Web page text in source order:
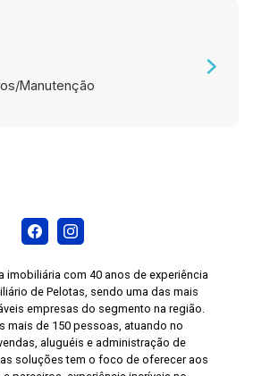
Manutenção
imobiliária com 40 anos de experiência
de Pelotas, sendo uma das mais
empresas do segmento na região.
mais de 150 pessoas, atuando no
aluguéis e administração de
soluções tem o foco de oferecer aos